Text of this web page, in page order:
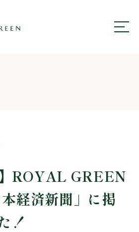
】ROYAL GREEN
経済新聞」に掲
！
もどる